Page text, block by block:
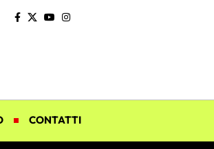
CONTATTI